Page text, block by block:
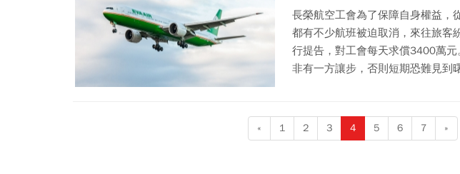
長榮航空工會為了保障自身權益，
都有不少航班被迫取消，來往旅客
行提告，對工會每天求償3400萬
非有一方讓步，否則短期恐難見到
« 1 2 3 4 5 6 7 »